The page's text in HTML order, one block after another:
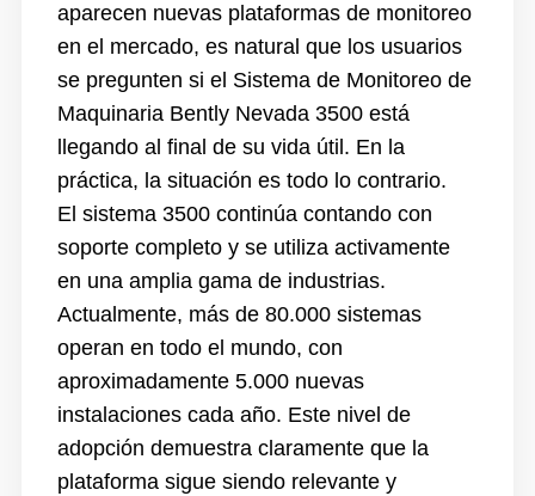
aparecen nuevas plataformas de monitoreo
en el mercado, es natural que los usuarios
se pregunten si el Sistema de Monitoreo de
Maquinaria Bently Nevada 3500 está
llegando al final de su vida útil. En la
práctica, la situación es todo lo contrario.
El sistema 3500 continúa contando con
soporte completo y se utiliza activamente
en una amplia gama de industrias.
Actualmente, más de 80.000 sistemas
operan en todo el mundo, con
aproximadamente 5.000 nuevas
instalaciones cada año. Este nivel de
adopción demuestra claramente que la
plataforma sigue siendo relevante y